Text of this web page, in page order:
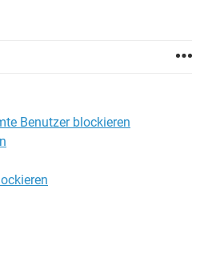
Benutzer blockieren